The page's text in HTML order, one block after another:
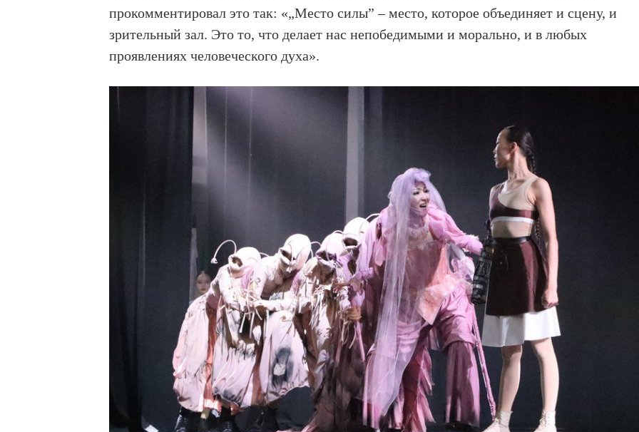
прокомментировал это так: «„Место силы” – место, которое объединяет и сцену, и
зрительный зал. Это то, что делает нас непобедимыми и морально, и в любых
проявлениях человеческого духа».